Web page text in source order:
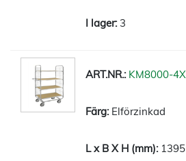
3
KM8000-
Elförzinkad